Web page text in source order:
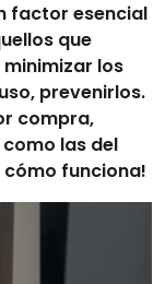
factor esencial
que
los
prevenirlos.
compra,
las del
cómo funciona!